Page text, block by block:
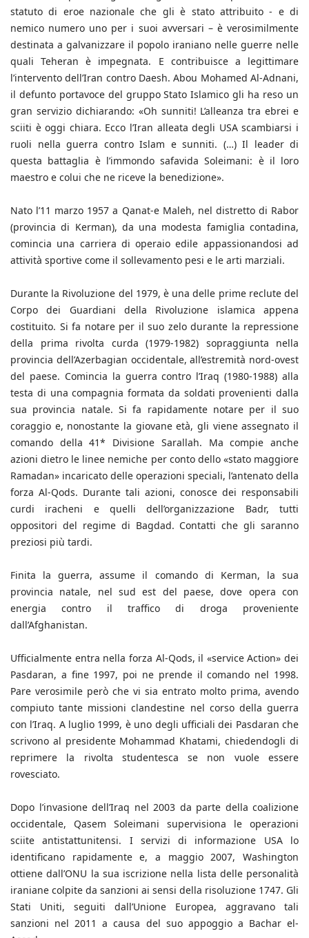
statuto di eroe nazionale che gli è stato attribuito - e di
nemico numero uno per i suoi avversari – è verosimilmente
destinata a galvanizzare il popolo iraniano nelle guerre nelle
quali Teheran è impegnata. E contribuisce a legittimare
l’intervento dell’Iran contro Daesh. Abou Mohamed Al-Adnani,
il defunto portavoce del gruppo Stato Islamico gli ha reso un
gran servizio dichiarando: «Oh sunniti! L’alleanza tra ebrei e
sciiti è oggi chiara. Ecco l’Iran alleata degli USA scambiarsi i
ruoli nella guerra contro Islam e sunniti. (…) Il leader di
questa battaglia è l’immondo safavida Soleimani: è il loro
maestro e colui che ne riceve la benedizione».
Nato l’11 marzo 1957 a Qanat-e Maleh, nel distretto di Rabor
(provincia di Kerman), da una modesta famiglia contadina,
comincia una carriera di operaio edile appassionandosi ad
attività sportive come il sollevamento pesi e le arti marziali.
Durante la Rivoluzione del 1979, è una delle prime reclute del
Corpo dei Guardiani della Rivoluzione islamica appena
costituito. Si fa notare per il suo zelo durante la repressione
della prima rivolta curda (1979-1982) sopraggiunta nella
provincia dell’Azerbagian occidentale, all’estremità nord-ovest
del paese. Comincia la guerra contro l’Iraq (1980-1988) alla
testa di una compagnia formata da soldati provenienti dalla
sua provincia natale. Si fa rapidamente notare per il suo
coraggio e, nonostante la giovane età, gli viene assegnato il
comando della 41* Divisione Sarallah. Ma compie anche
azioni dietro le linee nemiche per conto dello «stato maggiore
Ramadan» incaricato delle operazioni speciali, l’antenato della
forza Al-Qods. Durante tali azioni, conosce dei responsabili
curdi iracheni e quelli dell’organizzazione Badr, tutti
oppositori del regime di Bagdad. Contatti che gli saranno
preziosi più tardi.
Finita la guerra, assume il comando di Kerman, la sua
provincia natale, nel sud est del paese, dove opera con
energia contro il traffico di droga proveniente
dall’Afghanistan.
Ufficialmente entra nella forza Al-Qods, il «service Action» dei
Pasdaran, a fine 1997, poi ne prende il comando nel 1998.
Pare verosimile però che vi sia entrato molto prima, avendo
compiuto tante missioni clandestine nel corso della guerra
con l’Iraq. A luglio 1999, è uno degli ufficiali dei Pasdaran che
scrivono al presidente Mohammad Khatami, chiedendogli di
reprimere la rivolta studentesca se non vuole essere
rovesciato.
Dopo l’invasione dell’Iraq nel 2003 da parte della coalizione
occidentale, Qasem Soleimani supervisiona le operazioni
sciite antistattunitensi. I servizi di informazione USA lo
identificano rapidamente e, a maggio 2007, Washington
ottiene dall’ONU la sua iscrizione nella lista delle personalità
iraniane colpite da sanzioni ai sensi della risoluzione 1747. Gli
Stati Uniti, seguiti dall’Unione Europea, aggravano tali
sanzioni nel 2011 a causa del suo appoggio a Bachar el-